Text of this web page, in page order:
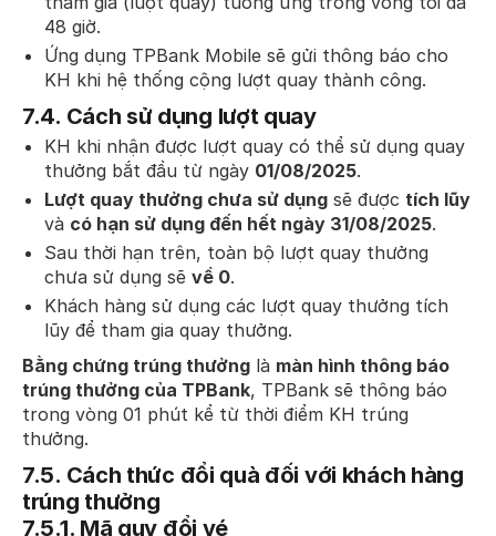
48 giờ.
Ứng dụng TPBank Mobile sẽ gửi thông báo cho
KH khi hệ thống cộng lượt quay thành công.
7.4. Cách sử dụng lượt quay
KH khi nhận được lượt quay có thể sử dụng quay
thưởng bắt đầu từ ngày 01/08/2025.
Lượt quay thưởng chưa sử dụng sẽ được tích lũy
và có hạn sử dụng đến hết ngày 31/08/2025.
Sau thời hạn trên, toàn bộ lượt quay thưởng
chưa sử dụng sẽ về 0.
Khách hàng sử dụng các lượt quay thưởng tích
lũy để tham gia quay thưởng.
Bằng chứng trúng thưởng là màn hình thông báo
trúng thưởng của TPBank, TPBank sẽ thông báo
trong vòng 01 phút kể từ thời điểm KH trúng
thưởng.
7.5. Cách thức đổi quà đối với khách hàng
trúng thưởng
7.5.1. Mã quy đổi vé